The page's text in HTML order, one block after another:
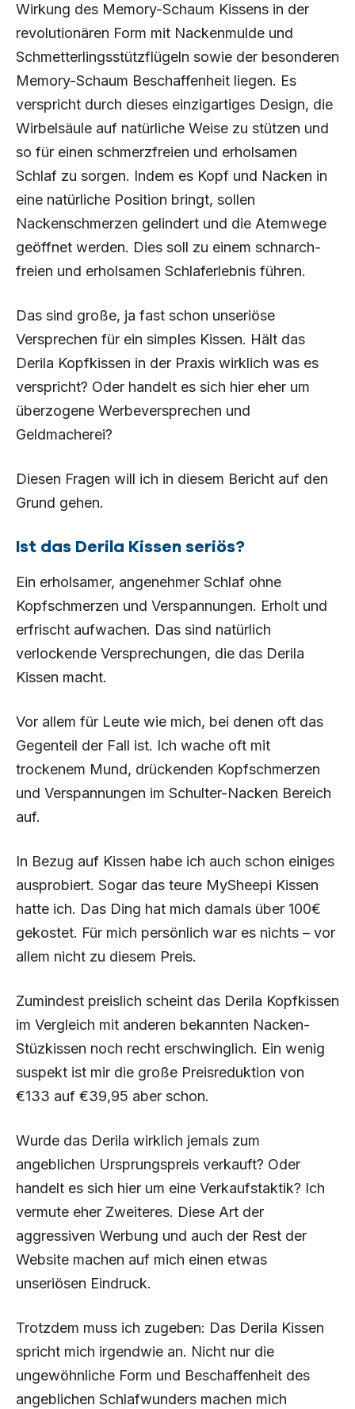
Wirkung des Memory-Schaum Kissens in der
revolutionären Form mit Nackenmulde und
Schmetterlingsstützflügeln sowie der besonderen
Memory-Schaum Beschaffenheit liegen. Es
verspricht durch dieses einzigartiges Design, die
Wirbelsäule auf natürliche Weise zu stützen und
so für einen schmerzfreien und erholsamen
Schlaf zu sorgen. Indem es Kopf und Nacken in
eine natürliche Position bringt, sollen
Nackenschmerzen gelindert und die Atemwege
geöffnet werden. Dies soll zu einem schnarch-
freien und erholsamen Schlaferlebnis führen.
Das sind große, ja fast schon unseriöse
Versprechen für ein simples Kissen. Hält das
Derila Kopfkissen in der Praxis wirklich was es
verspricht? Oder handelt es sich hier eher um
überzogene Werbeversprechen und
Geldmacherei?
Diesen Fragen will ich in diesem Bericht auf den
Grund gehen.
Ist das Derila Kissen seriös?
Ein erholsamer, angenehmer Schlaf ohne
Kopfschmerzen und Verspannungen. Erholt und
erfrischt aufwachen. Das sind natürlich
verlockende Versprechungen, die das Derila
Kissen macht.
Vor allem für Leute wie mich, bei denen oft das
Gegenteil der Fall ist. Ich wache oft mit
trockenem Mund, drückenden Kopfschmerzen
und Verspannungen im Schulter-Nacken Bereich
auf.
In Bezug auf Kissen habe ich auch schon einiges
ausprobiert. Sogar das teure MySheepi Kissen
hatte ich. Das Ding hat mich damals über 100€
gekostet. Für mich persönlich war es nichts – vor
allem nicht zu diesem Preis.
Zumindest preislich scheint das Derila Kopfkissen
im Vergleich mit anderen bekannten Nacken-
Stüzkissen noch recht erschwinglich. Ein wenig
suspekt ist mir die große Preisreduktion von
€133 auf €39,95 aber schon.
Wurde das Derila wirklich jemals zum
angeblichen Ursprungspreis verkauft? Oder
handelt es sich hier um eine Verkaufstaktik? Ich
vermute eher Zweiteres. Diese Art der
aggressiven Werbung und auch der Rest der
Website machen auf mich einen etwas
unseriösen Eindruck.
Trotzdem muss ich zugeben: Das Derila Kissen
spricht mich irgendwie an. Nicht nur die
ungewöhnliche Form und Beschaffenheit des
angeblichen Schlafwunders machen mich